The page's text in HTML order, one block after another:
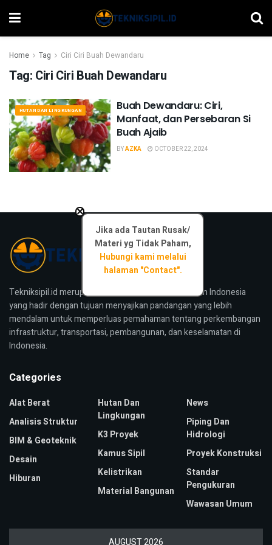
Home Tag Ciri Ciri Buah Dewandaru
Tag: Ciri Ciri Buah Dewandaru
HUTAN DAN LINGKUNGAN
Buah Dewandaru: Ciri,
Manfaat, dan Persebaran Si
Buah Ajaib
BYAZKA OCTOBER 22, 2024
Tekniksipil.id merupakan media konstruksi bangunan Indonesia
yang hadir dengan tujuan menyajikan pandangan yang lebih
mendalam untuk memperluas pemahaman tentang perkembangan
infrastruktur, transportasi, pembangunan, dan keselamatan di
Indonesia.
Jika ada Tautan Rusak/
Materi yg Tidak Paham,
Hubungi kami melalui
halaman "Contact".
×
Categories
Alat Berat
Analisis Struktur
BIM & Geoteknik
Desain
Hiburan
Hutan Dan
Lingkungan
K3 Proyek
Kamus Sipil
Kelistrikan
Material Bangunan
News
Piping Dan
Hidrologi
Proyek Konstruksi
Standar
Pengukuran
Wawasan Umum
AUGUST 2026